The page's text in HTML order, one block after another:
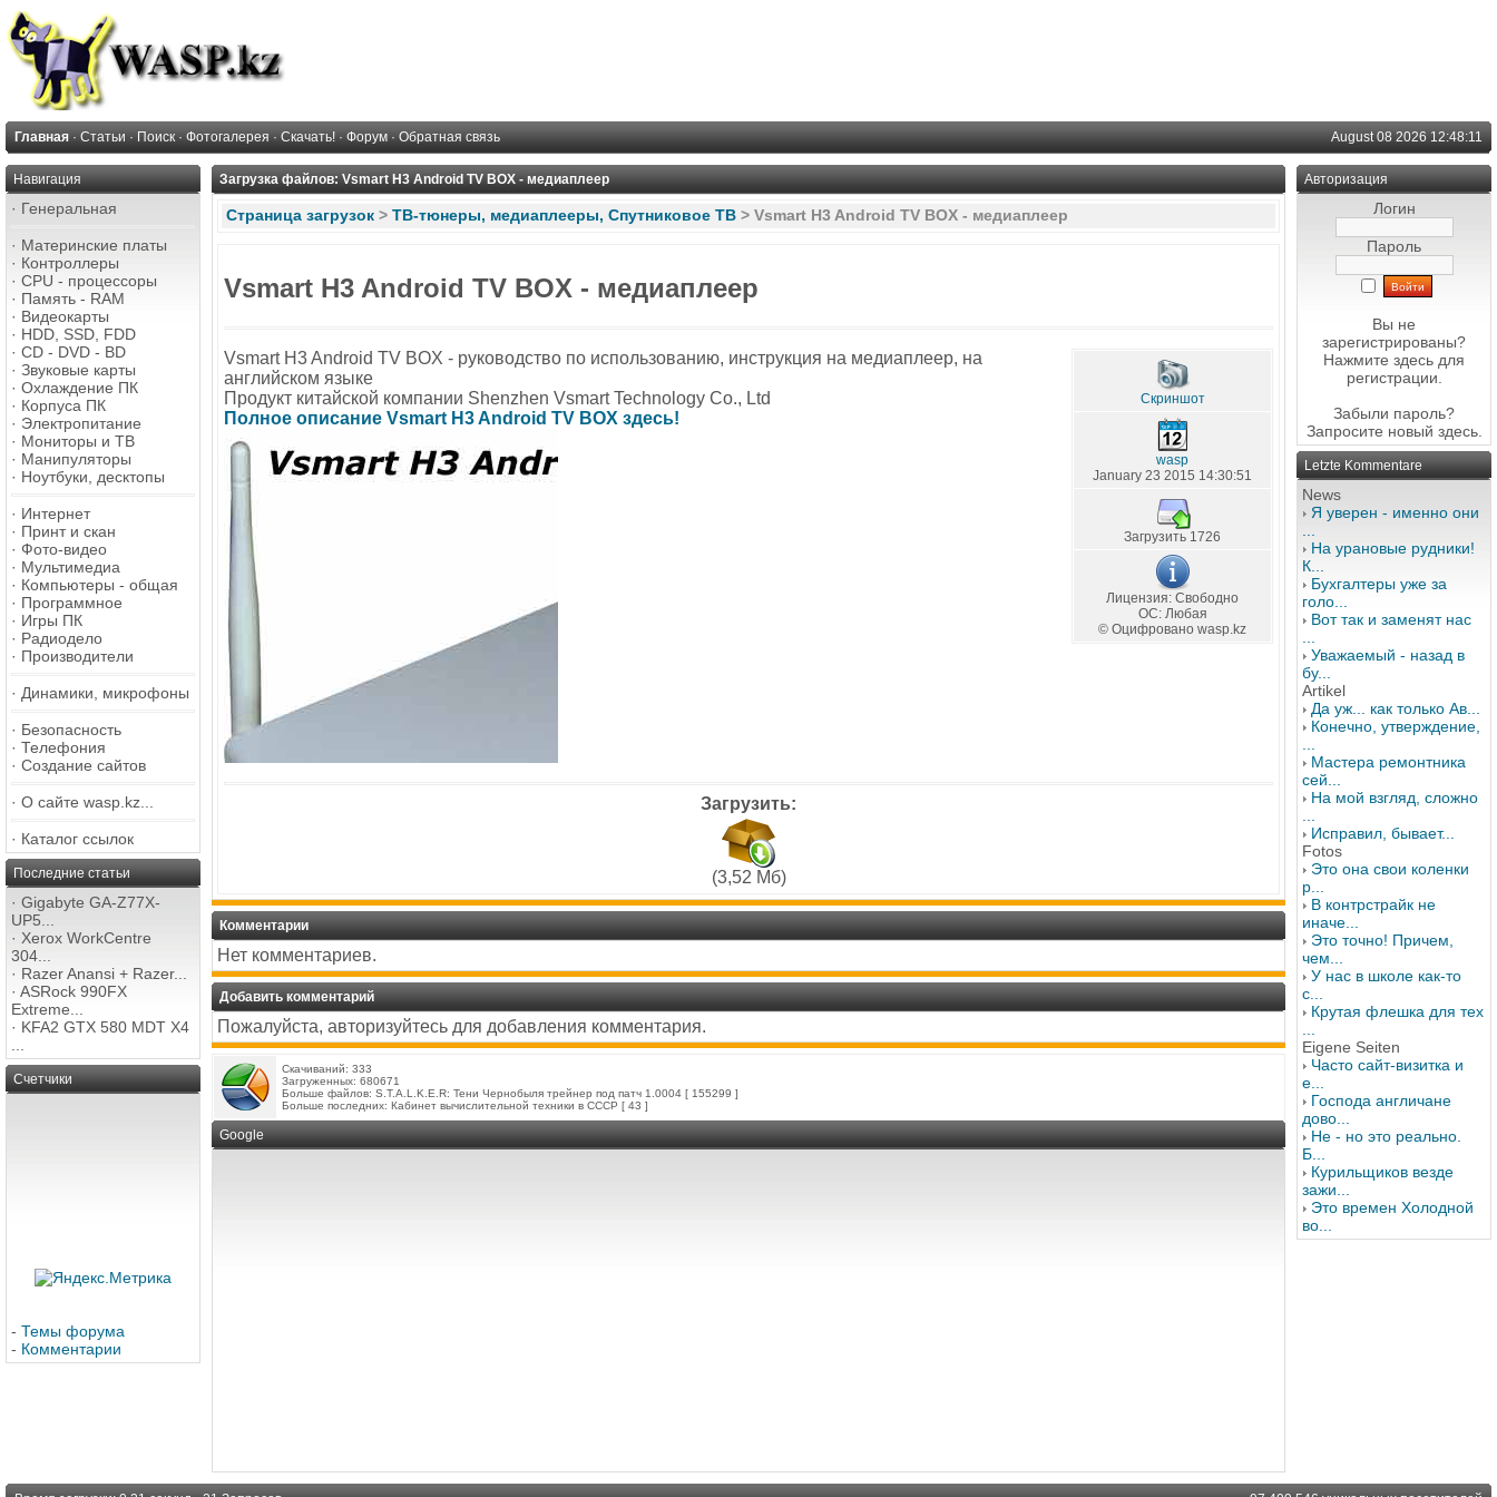
Главная · Статьи · Поиск · Фотогалерея · Скачать! · Форум · Обратная связь August 08 2026 12:48:11
Навигация
· Генеральная
· Материнские платы
· Контроллеры
· CPU - процессоры
· Память - RAM
· Видеокарты
· HDD, SSD, FDD
· CD - DVD - BD
· Звуковые карты
· Охлаждение ПК
· Корпуса ПК
· Электропитание
· Мониторы и ТВ
· Манипуляторы
· Ноутбуки, десктопы
· Интернет
· Принт и скан
· Фото-видео
· Мультимедиа
· Компьютеры - общая
· Программное
· Игры ПК
· Радиодело
· Производители
· Динамики, микрофоны
· Безопасность
· Телефония
· Создание сайтов
· О сайте wasp.kz...
· Каталог ссылок
Последние статьи
· Gigabyte GA-Z77X-
UP5...
· Xerox WorkCentre
304...
· Razer Anansi + Razer...
· ASRock 990FX
Extreme...
· KFA2 GTX 580 MDT X4
Счетчики
- Темы форума
- Комментарии
Загрузка файлов: Vsmart H3 Android TV BOX - медиаплеер
Страница загрузок > ТВ-тюнеры, медиаплееры, Спутниковое ТВ > Vsmart H3 Android TV BOX - медиаплеер
Vsmart H3 Android TV BOX - медиаплеер
Vsmart H3 Android TV BOX - руководство по использованию, инструкция на медиаплеер, на
английском языке
Продукт китайской компании Shenzhen Vsmart Technology Co., Ltd
Полное описание Vsmart H3 Android TV BOX здесь!
Скриншот
wasp
January 23 2015 14:30:51
Загрузить 1726
Лицензия: Свободно
OС: Любая
© Оцифровано wasp.kz
Загрузить:
(3,52 Мб)
Комментарии
Нет комментариев.
Добавить комментарий
Пожалуйста, авторизуйтесь для добавления комментария.
Скачиваний: 333
Загруженных: 680671
Больше файлов: S.T.A.L.K.E.R: Тени Чернобыля трейнер под патч 1.0004 [ 155299 ]
Больше последних: Кабинет вычислительной техники в СССР [ 43 ]
Google
Авторизация
Логин
Пароль
Вы не
зарегистрированы?
Нажмите здесь для
регистрации.
Забыли пароль?
Запросите новый здесь.
Letzte Kommentare
News
Я уверен - именно они
На урановые рудники!
К...
Бухгалтеры уже за
голо...
Вот так и заменят нас
Уважаемый - назад в
бу...
Artikel
Да уж... как только Ав...
Конечно, утверждение,
Мастера ремонтника
сей...
На мой взгляд, сложно
Исправил, бывает...
Fotos
Это она свои коленки
р...
В контрстрайк не
иначе...
Это точно! Причем,
чем...
У нас в школе как-то
с...
Крутая флешка для тех
Eigene Seiten
Часто сайт-визитка и
е...
Господа англичане
дово...
Не - но это реально.
Б...
Курильщиков везде
зажи...
Это времен Холодной
во...